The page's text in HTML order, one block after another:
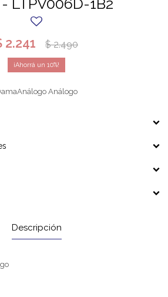
LTPV006D-1B2
2.241 $ 2.490
10
Análogo
Descripción